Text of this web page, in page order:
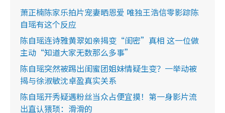
萧正楠陈家乐拍片宠妻晒恩爱 唯独王浩信零影踪陈
自瑶有这个反应
陈自瑶连诗雅黄翠如亲揭变“闺密”真相 这一位做
主动“知道大家无数那么多事”
陈自瑶突然被踢出闺蜜团姐妹情疑生变？一举动被
揭与徐淑敏沈卓盈真实关系
陈自瑶开秀疑遇粉丝当众占便宜摸！第一身影片流
出直认猥琐：滑滑的